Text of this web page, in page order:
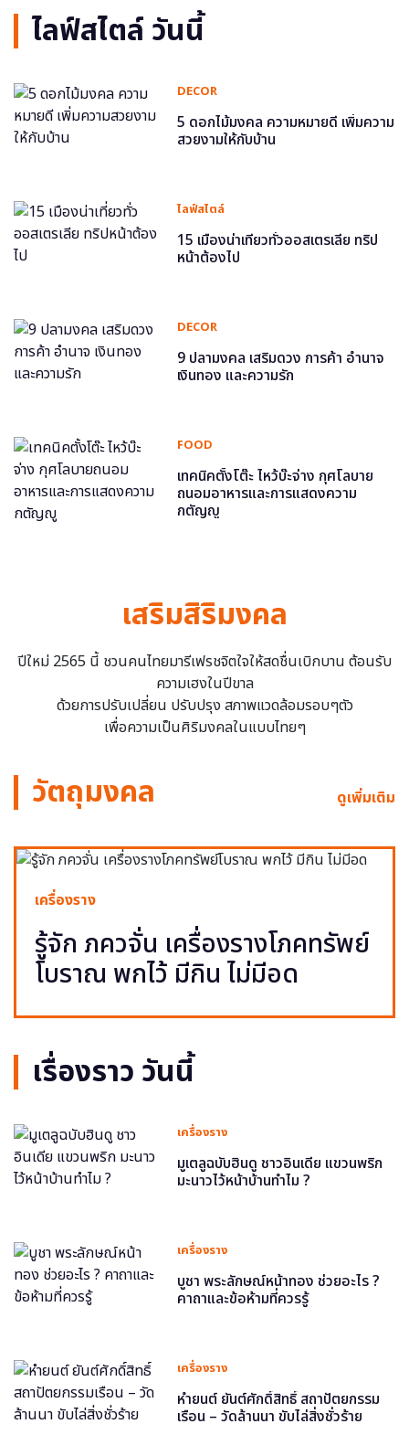
ไลฟ์สไตล์ วันนี้
DECOR
5 ดอกไม้มงคล ความหมายดี เพิ่มความ
สวยงามให้กับบ้าน
ไลฟ์สไตล์
15 เมืองน่าเที่ยวทั่วออสเตรเลีย ทริป
หน้าต้องไป
DECOR
9 ปลามงคล เสริมดวง การค้า อำนาจ
เงินทอง และความรัก
FOOD
เทคนิคตั้งโต๊ะ ไหว้บ๊ะจ่าง กุศโลบาย
ถนอมอาหารและการแสดงความ
กตัญญู
เสริมสิริมงคล
ปีใหม่ 2565 นี้ ชวนคนไทยมารีเฟรชจิตใจให้สดชื่นเบิกบาน ต้อนรับ
ความเฮงในปีขาล
ด้วยการปรับเปลี่ยน ปรับปรุง สภาพแวดล้อมรอบๆตัว
เพื่อความเป็นศิริมงคลในแบบไทยๆ
วัตถุมงคล ดูเพิ่มเติม
เครื่องราง
รู้จัก ภควจั่น เครื่องรางโภคทรัพย์
โบราณ พกไว้ มีกิน ไม่มีอด
เรื่องราว วันนี้
เครื่องราง
มูเตลูฉบับฮินดู ชาวอินเดีย แขวนพริก
มะนาวไว้หน้าบ้านทำไม ?
เครื่องราง
บูชา พระลักษณ์หน้าทอง ช่วยอะไร ?
คาถาและข้อห้ามที่ควรรู้
เครื่องราง
หำยนต์ ยันต์ศักดิ์สิทธิ์ สถาปัตยกรรม
เรือน – วัดล้านนา ขับไล่สิ่งชั่วร้าย